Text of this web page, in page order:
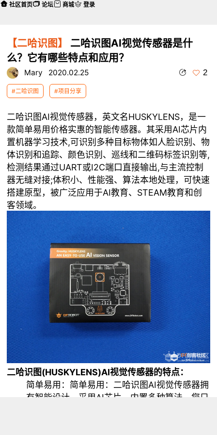
【二哈识图】
二哈识图AI视觉传感器是什
么？它有哪些特点和应用？
Mary 2020.02.25 2
#二哈识图 #项目分享
二哈识图AI视觉传感器，英文名HUSKYLENS，是一
款简单易用价格实惠的智能传感器。其采用AI芯片内
置机器学习技术,可识别多种目标物体如人脸识别、物
体识别和追踪、颜色识别、巡线和二维码标签识别等,
检测结果通过UART或I2C端口直接输出,与主流控制
器无缝对接;体积小、性能强、算法本地处理，可快速
搭建原型，被广泛应用于AI教育、STEAM教育和创
客领域。
二哈识图(HUSKYLENS)AI视觉传感器的特点：
简单易用：简单易用：二哈识图AI视觉传感器拥
有智能设计，采用AI芯片，内置多种算法，您只
社区首页 论坛 商城 登录